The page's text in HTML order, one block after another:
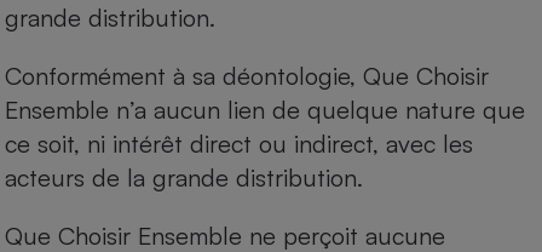
grande distribution.
Conformément à sa déontologie, Que Choisir
Ensemble n’a aucun lien de quelque nature que
ce soit, ni intérêt direct ou indirect, avec les
acteurs de la grande distribution.
Que Choisir Ensemble ne perçoit aucune